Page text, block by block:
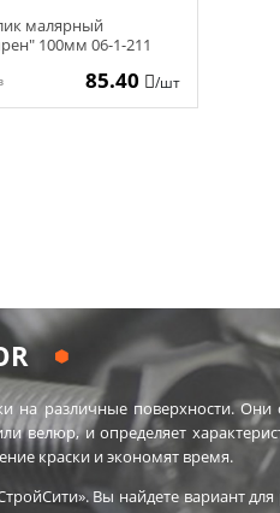
малярный
100мм 06-1-211
85.40 /шт
на различные поверхности.
велюр, и определяет
краски и экономят время.
Вы найдете вариант